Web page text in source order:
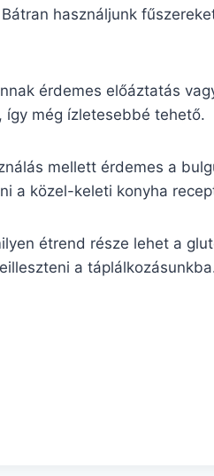
használjunk
érdemes előáztatás
így még ízletesebbé tehető.
mellett érdemes a
a közel-keleti konyha
étrend része lehet a
a